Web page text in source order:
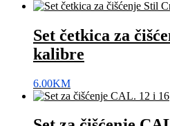
Set četkica za
kalibre
6.00KM